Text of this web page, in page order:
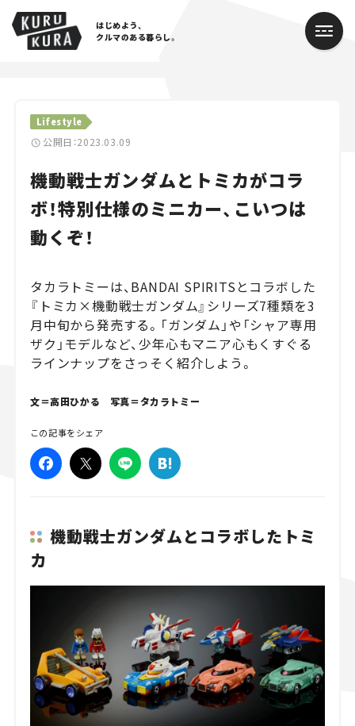
はじめよう、
クルマのある暮らし。
Lifestyle
公開日：2023.03.09
機動戦士ガンダムとトミカがコラ
ボ！特別仕様のミニカー、こいつは
動くぞ！
タカラトミーは、BANDAI SPIRITSとコラボした
『トミカ×機動戦士ガンダム』シリーズ7種類を3
月中旬から発売する。「ガンダム」や「シャア専用
ザク」モデルなど、少年心もマニア心もくすぐる
ラインナップをさっそく紹介しよう。
文＝高田ひかる 写真＝タカラトミー
この記事をシェア
機動戦士ガンダムとコラボしたトミ
カ
Cars
Lifestyle
Traffic
Special
Series
Campaign
人気のハッシュタグ
マツダ｜Mazda
マツダ ロードスター｜Mazda Roadster